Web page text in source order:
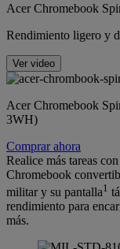
Acer Chromebook
Rendimiento ligero y
Ver video
Acer Chromebook
3WH)
Comprar ahora
Realice más tareas
Chromebook
militar y su pantalla1
rendimiento para
más.